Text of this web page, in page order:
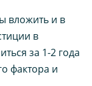
вложить и в
в
за 1-2 года
фактора и